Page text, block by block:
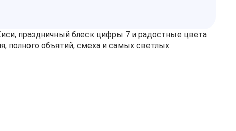
праздничный блеск цифры 7 и радостные цвета
полного объятий, смеха и самых светлых